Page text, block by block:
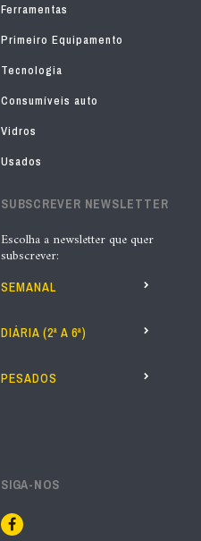
Ferramentas
Primeiro Equipamento
Tecnologia
Consumíveis auto
Vidros
Usados
SUBSCREVER NEWSLETTER
Escolha a newsletter que quer
subscrever:
SEMANAL
DIÁRIA (2ª A 6ª)
PESADOS
SIGA-NOS